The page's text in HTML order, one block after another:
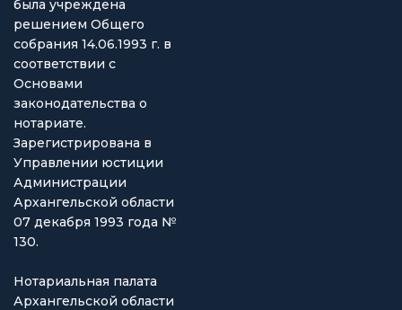
была учреждена
решением Общего
собрания 14.06.1993 г. в
соответствии с
Основами
законодательства о
нотариате.
Зарегистрирована в
Управлении юстиции
Администрации
Архангельской области
07 декабря 1993 года №
130.
Нотариальная палата
Архангельской области